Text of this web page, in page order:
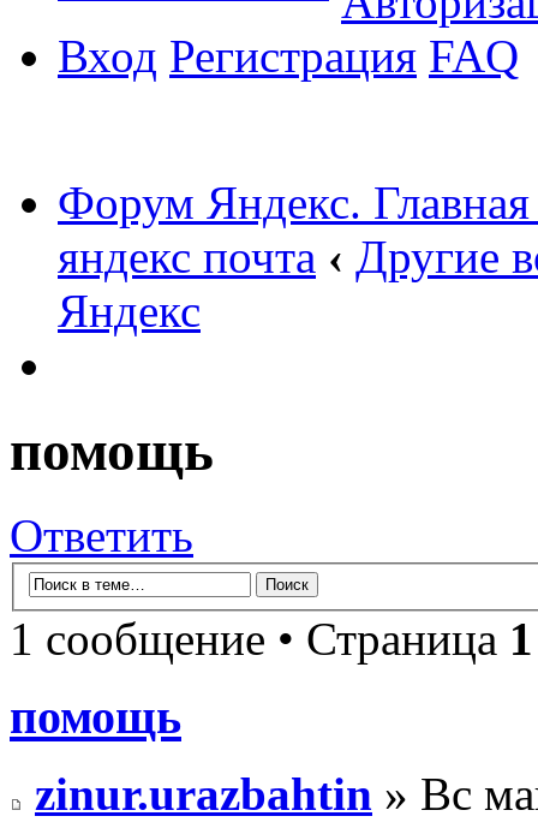
Вход Регистрация FAQ
Форум Яндекс.
яндекс почта ‹ Другие
Яндекс
помощь
Ответить
1 сообщение • Страница 1
помощь
zinur.urazbahtin » Вс